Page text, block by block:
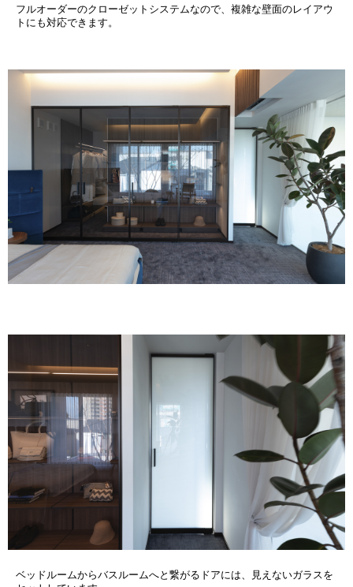
フルオーダーのクローゼットシステムなので、複雑な壁面のレイアウ
トにも対応できます。
ベッドルームからバスルームへと繋がるドアには、見えないガラスを